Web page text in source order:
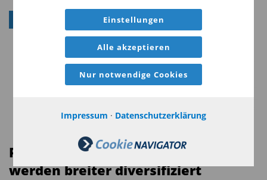
Einstellungen
Alle akzeptieren
Nur notwendige Cookies
Impressum · Datenschutzerklärung
IMMOBILIENFONDS
Portfolios von Immobilienfonds
werden breiter diversifiziert